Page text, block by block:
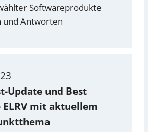
Softwareprodukte
und Antworten
Update und Best
ELRV mit aktuellem